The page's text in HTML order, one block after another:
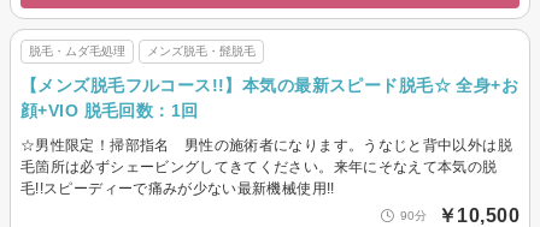
脱毛・ムダ毛処理 メンズ脱毛・髭脱毛
【メンズ脱毛フルコース!!】本気の最新スピード脱毛☆ 全身+お
顔+VIO 脱毛回数：1回
☆男性限定！掃部指名 男性の施術者になります。うなじと背中以外は脱
毛箇所は必ずシェービングしてきてください。来年にそなえて本気の脱
毛!!スピーディーで痛みが少ない最新機械使用!!
90分 ￥10,500